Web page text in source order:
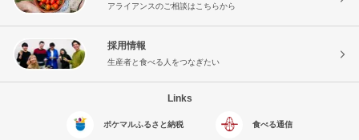
アライアンスのご相談はこちらから
採用情報
生産者と食べる人をつなぎたい
Links
ポケマルふるさと納税 食べる通信